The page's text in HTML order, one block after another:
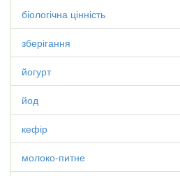
біологічна цінність
зберігання
йогурт
йод
кефір
молоко-питне